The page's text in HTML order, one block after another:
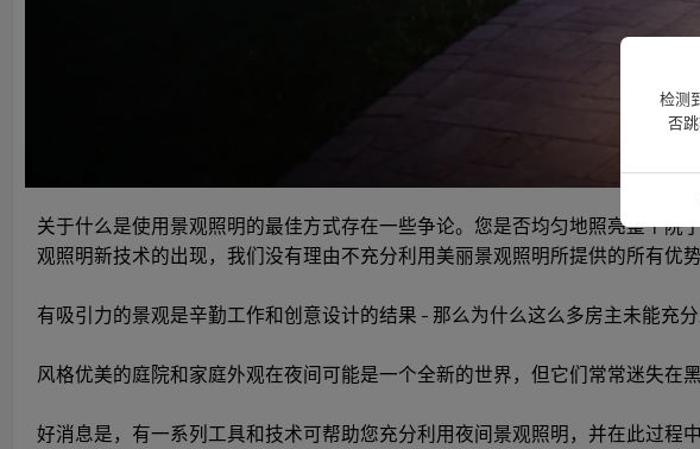
关于什么是使用景观照明的最佳方式存在一些争论。您是否均匀地照亮整个
观照明新技术的出现，我们没有理由不充分利用美丽景观照明所提供的所有优势
有吸引力的景观是辛勤工作和创意设计的结果 - 那么为什么这么多房主未能充分
风格优美的庭院和家庭外观在夜间可能是一个全新的世界，但它们常常迷失在
好消息是，有一系列工具和技术可帮助您充分利用夜间景观照明，并在此过程
检测
否